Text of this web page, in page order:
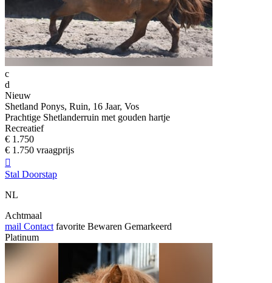
c
d
Nieuw
Shetland Ponys, Ruin, 16 Jaar, Vos
Prachtige Shetlanderruin met gouden hartje
Recreatief
€ 1.750
€ 1.750 vraagprijs

Stal Doorstap
NL
Achtmaal
mail Contact favorite Bewaren Gemarkeerd
Platinum